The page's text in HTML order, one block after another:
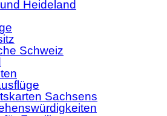
Heideland
Schweiz
Sachsens